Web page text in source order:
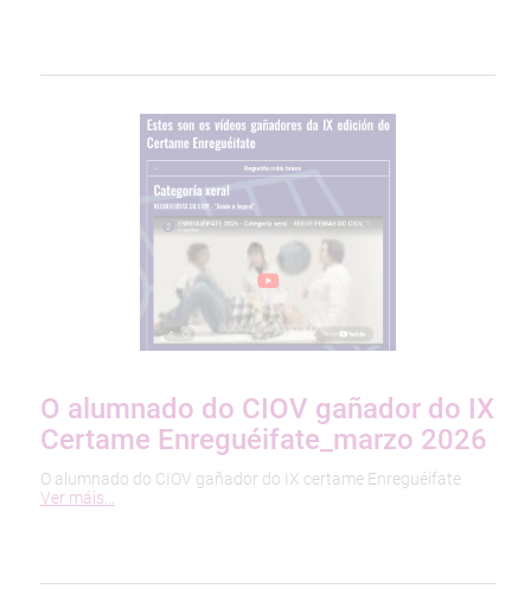
O alumnado do CIOV gañador do IX
Certame Enreguéifate_marzo 2026
O alumnado do CIOV gañador do IX certame Enreguéifate
Ver máis…